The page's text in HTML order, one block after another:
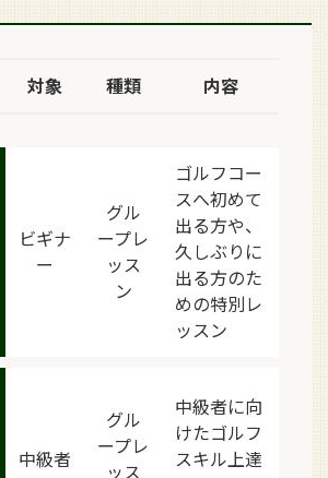
対象 種類 内容
ビギナ
ー
グル
ープレ
ッス
ン
ゴルフコー
スへ初めて
出る方や、
久しぶりに
出る方のた
めの特別レ
ッスン
中級者
グル
ープレ
ッス
中級者に向
けたゴルフ
スキル上達